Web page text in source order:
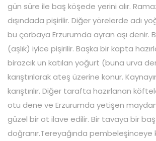
gün süre ile baş köşede yerini alır.
dışındada pişirilir. Diğer yörelerde adı
bu çorbaya Erzurumda ayran aşı denir.
(aşlık) iyice pişirilir. Başka bir kapta
birazcık un katılan yoğurt (buna urva
karıştırılarak ateş üzerine konur.
karıştırılır. Diğer tarafta hazırlanan
otu dene ve Erzurumda yetişen
güzel bir ot ilave edilir. Bir tavaya bir
doğranır.Tereyağında pembeleşinceye